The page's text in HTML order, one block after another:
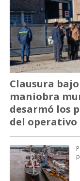
Clausura
maniobra
desarmó los
del operativo